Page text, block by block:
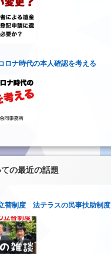
ロナ時代の本人確認を考える
の最近の話題
替制度 法テラスの民事扶助制度